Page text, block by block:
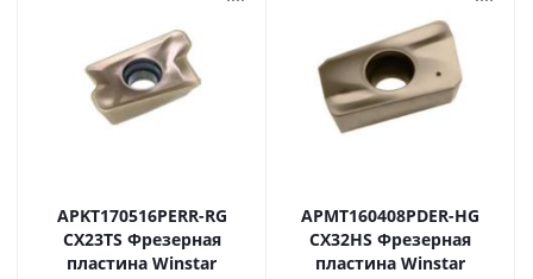
APKT170516PERR-RG
CX23TS Фрезерная
пластина Winstar
APMT160408PDER-HG
CX32HS Фрезерная
пластина Winstar